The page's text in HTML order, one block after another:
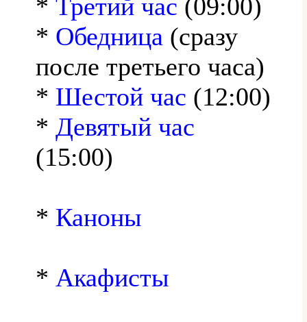
* Третий час (09:00)
* Обедница (сразу
после третьего часа)
* Шестой час (12:00)
* Девятый час
(15:00)
* Каноны
* Акафисты